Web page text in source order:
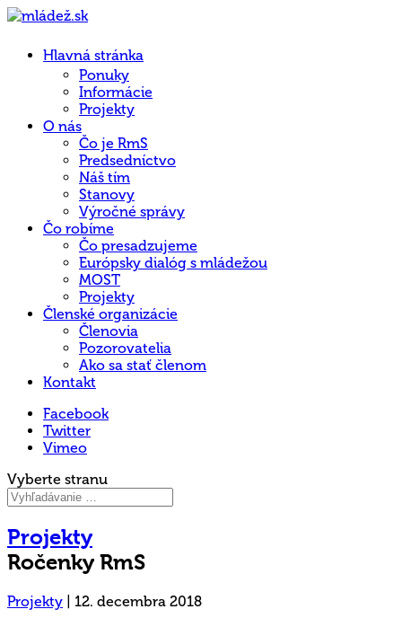
Hlavná stránka
Ponuky
Informácie
Projekty
O nás
Čo je RmS
Predsedníctvo
Náš tím
Stanovy
Výročné správy
Čo robíme
Čo presadzujeme
Európsky dialóg s mládežou
MOST
Projekty
Členské organizácie
Členovia
Pozorovatelia
Ako sa stať členom
Kontakt
Facebook
Twitter
Vimeo
Vyberte stranu
Projekty
Ročenky RmS
Projekty 12. decembra 2018